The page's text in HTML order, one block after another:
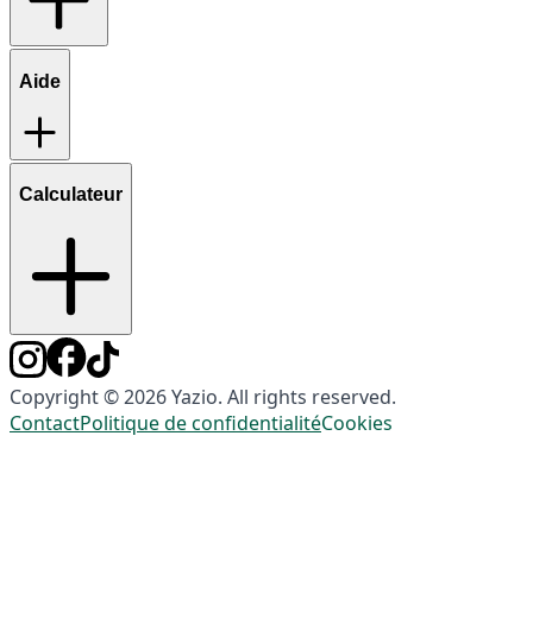
Aide
Calculateur
Copyright © 2026 Yazio. All rights reserved.
ContactPolitique de confidentialitéCookies